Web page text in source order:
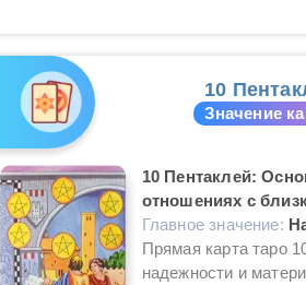
10
Значение
10 Пентаклей:
отношениях с
Главное значение:
Прямая карта таро
надежности и